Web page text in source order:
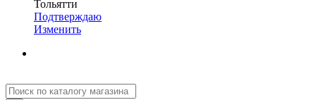
Тольятти
Подтверждаю
Изменить